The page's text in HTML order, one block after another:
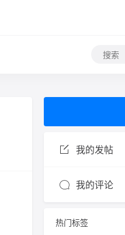
我的发帖
我的评论
热门标签